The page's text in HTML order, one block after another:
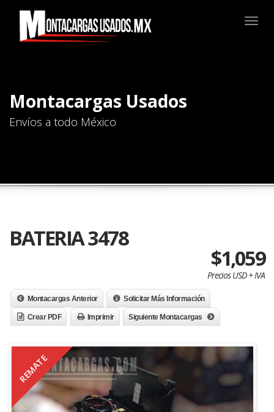
Montacargas Usados
Envíos a todo México
BATERIA 3478
$1,059
Precios USD + IVA
Montacargas Anterior Solicitar Más Información
Crear PDF Imprimir Siguiente Montacargas
REMATE